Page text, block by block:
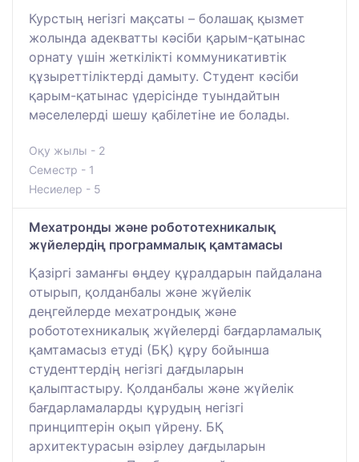
Курстың негізгі мақсаты – болашақ қызмет
жолында адекватты кәсіби қарым-қатынас
орнату үшін жеткілікті коммуникативтік
құзыреттіліктерді дамыту. Студент кәсіби
қарым-қатынас үдерісінде туындайтын
мәселелерді шешу қабілетіне ие болады.
Оқу жылы - 2
Семестр - 1
Несиелер - 5
Мехатронды және робототехникалық
жүйелердің программалық қамтамасы
Қазіргі заманғы өңдеу құралдарын пайдалана
отырып, қолданбалы және жүйелік
деңгейлерде мехатрондық және
робототехникалық жүйелерді бағдарламалық
қамтамасыз етуді (БҚ) құру бойынша
студенттердің негізгі дағдыларын
қалыптастыру. Қолданбалы және жүйелік
бағдарламаларды құрудың негізгі
принциптерін оқып үйрену. БҚ
архитектурасын әзірлеу дағдыларын